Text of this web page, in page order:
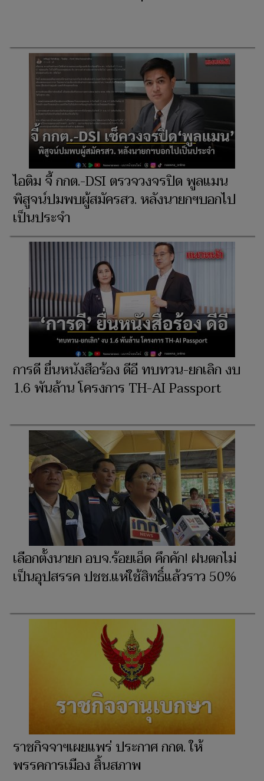
ไอติม จี้ กกต.-DSI ตรวจวงจรปิด พูลแมน
พิสูจน์ปมพบผู้สมัครสว. หลังนายกฯบอกไป
เป็นประจำ
การดี ยื่นหนังสือร้อง ดีอี ทบทวน-ยกเลิก งบ
1.6 พันล้าน โครงการ TH-AI Passport
เลือกตั้งนายก อบจ.ร้อยเอ็ด คึกคัก! ฝนตกไม่
เป็นอุปสรรค ปชช.แห่ใช้สิทธิ์แล้วราว 50%
ราชกิจจาฯเผยแพร่ ประกาศ กกต. ให้
พรรคการเมือง สิ้นสภาพ